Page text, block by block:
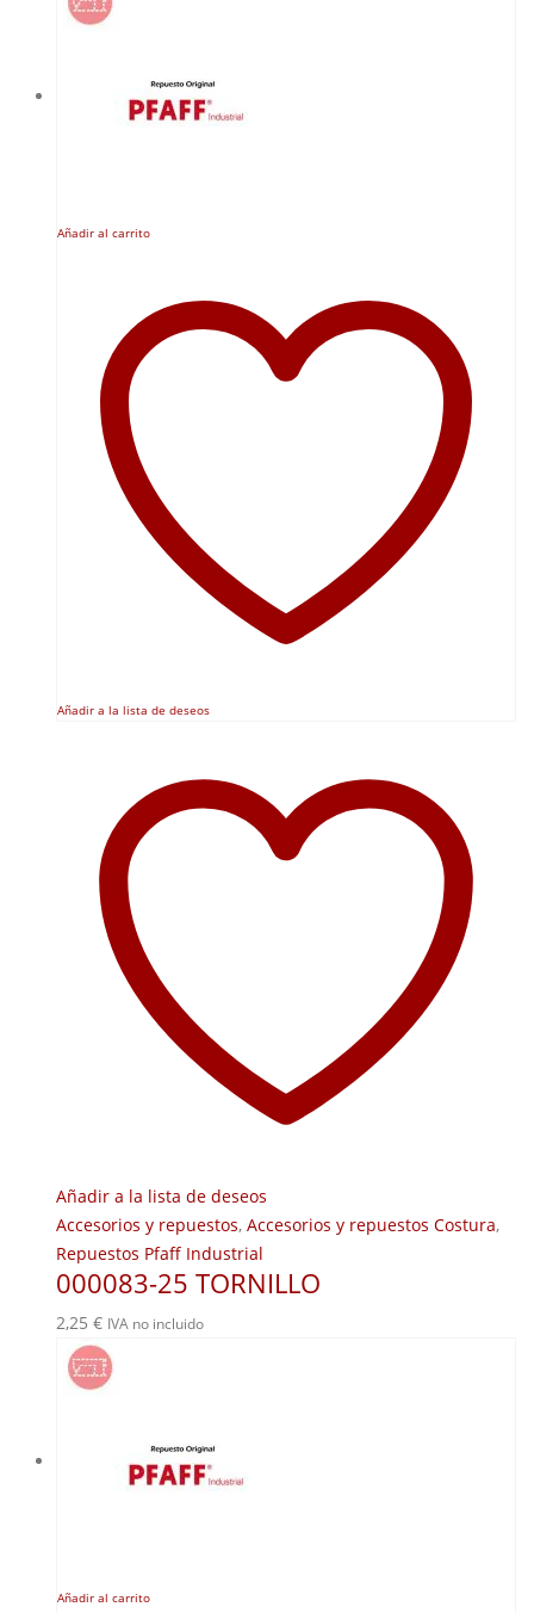
Añadir al carrito
Añadir a la lista de deseos
Añadir a la lista de deseos
Accesorios y repuestos, Accesorios y repuestos Costura,
Repuestos Pfaff Industrial
000083-25 TORNILLO
2,25 € IVA no incluido
Añadir al carrito